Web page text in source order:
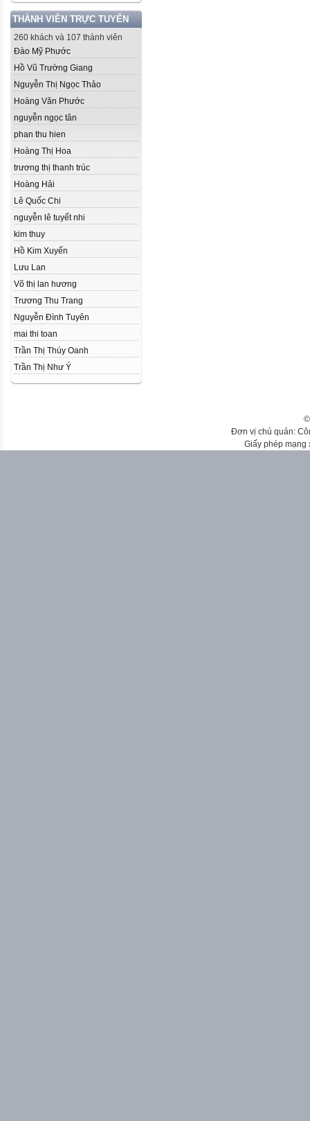
THÀNH VIÊN TRỰC TUYẾN
260 khách và 107 thành viên
Đào Mỹ Phước
Hồ Vũ Trường Giang
Nguyễn Thị Ngọc Thảo
Hoàng Văn Phước
nguyễn ngọc tân
phan thu hien
Hoàng Thị Hoa
trương thị thanh trúc
Hoàng Hải
Lê Quốc Chi
nguyễn lê tuyết nhi
kim thuy
Hồ Kim Xuyến
Lưu Lan
Võ thị lan hương
Trương Thu Trang
Nguyễn Đình Tuyên
mai thi toan
Trần Thị Thúy Oanh
Trần Thị Như Ý
Đơn vị chủ quản:
Giấy phép mạng